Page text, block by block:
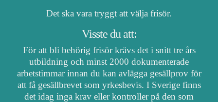
Det ska vara tryggt att välja frisör.
Visste du att:
För att bli behörig frisör krävs det i snitt tre års
utbildning och minst 2000 dokumenterade
arbetstimmar innan du kan avlägga gesällprov för
att få gesällbrevet som yrkesbevis. I Sverige finns
det idag inga krav eller kontroller på den som